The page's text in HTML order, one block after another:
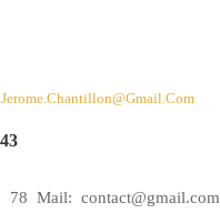
Jerome.chantillon@gmail.com
78 Mail: contact@gmail.com